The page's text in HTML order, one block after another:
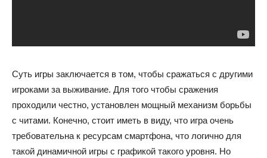
Суть игры заключается в том, чтобы сражаться с другими
игроками за выживание. Для того чтобы сражения
проходили честно, установлен мощный механизм борьбы
с читами. Конечно, стоит иметь в виду, что игра очень
требовательна к ресурсам смартфона, что логично для
такой динамичной игры с графикой такого уровня. Но